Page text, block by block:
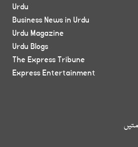
Urdu
Business News in Urdu
Urdu Magazine
Urdu Blogs
The Express Tribune
Express Entertainment